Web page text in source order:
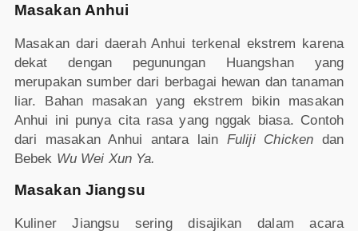
Masakan Anhui
Masakan dari daerah Anhui terkenal ekstrem karena
dekat dengan pegunungan Huangshan yang
merupakan sumber dari berbagai hewan dan tanaman
liar. Bahan masakan yang ekstrem bikin masakan
Anhui ini punya cita rasa yang nggak biasa. Contoh
dari masakan Anhui antara lain Fuliji Chicken dan
Bebek Wu Wei Xun Ya.
Masakan Jiangsu
Kuliner Jiangsu sering disajikan dalam acara